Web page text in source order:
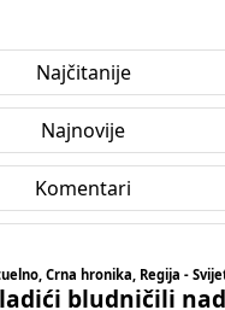
Najčitanije
Najnovije
Komentari